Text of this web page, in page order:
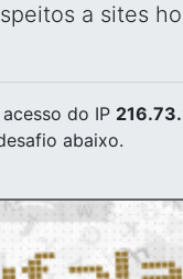
a sites
do IP
abaixo.